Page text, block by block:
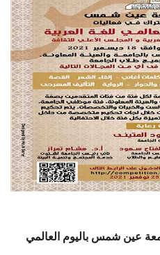
تواصل معنا
الطلاب
هيئة التدريس
الدراسات العليا
الخريجين
عين شمس باليوم العالمي